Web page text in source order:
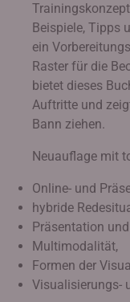
Beispiele, Tipps
ein
Raster für die
bietet dieses
Auftritte und
Bann ziehen.
Neuauflage mit
Online- und
hybride
Präsentation
Multimodalität,
Formen der
Visualisierungs-